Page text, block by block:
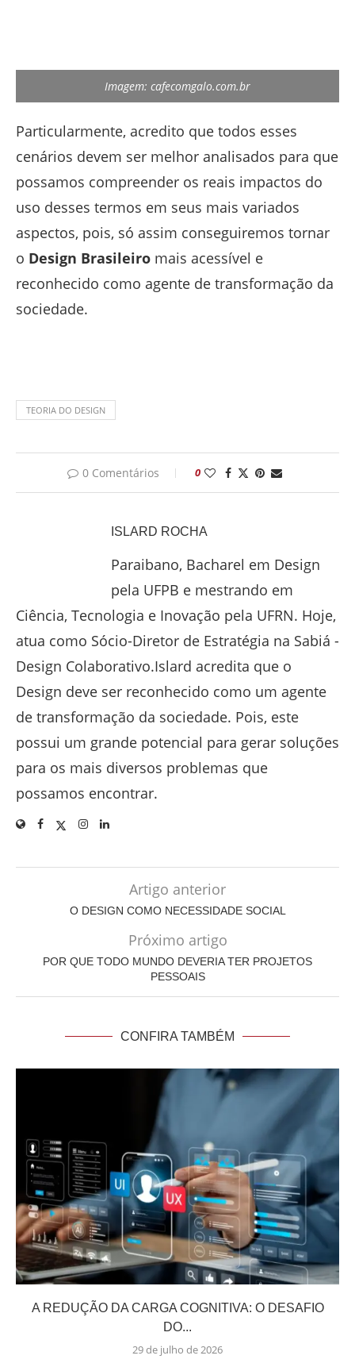
Imagem: cafecomgalo.com.br
Particularmente, acredito que todos esses
cenários devem ser melhor analisados para que
possamos compreender os reais impactos do
uso desses termos em seus mais variados
aspectos, pois, só assim conseguiremos tornar
o Design Brasileiro mais acessível e
reconhecido como agente de transformação da
sociedade.
TEORIA DO DESIGN
0 Comentários 0
ISLARD ROCHA
Paraibano, Bacharel em Design
pela UFPB e mestrando em
Ciência, Tecnologia e Inovação pela UFRN. Hoje,
atua como Sócio-Diretor de Estratégia na Sabiá -
Design Colaborativo.Islard acredita que o
Design deve ser reconhecido como um agente
de transformação da sociedade. Pois, este
possui um grande potencial para gerar soluções
para os mais diversos problemas que
possamos encontrar.
Artigo anterior
O DESIGN COMO NECESSIDADE SOCIAL
Próximo artigo
POR QUE TODO MUNDO DEVERIA TER PROJETOS
PESSOAIS
CONFIRA TAMBÉM
A REDUÇÃO DA CARGA COGNITIVA: O DESAFIO
DO...
29 de julho de 2026